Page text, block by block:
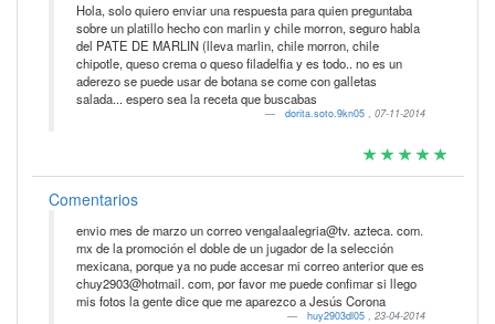
Hola, solo quiero enviar una respuesta para quien preguntaba
sobre un platillo hecho con marlin y chile morron, seguro habla
del PATE DE MARLIN (lleva marlin, chile morron, chile
chipotle, queso crema o queso filadelfia y es todo.. no es un
aderezo se puede usar de botana se come con galletas
salada... espero sea la receta que buscabas
dorita.soto.9kn05 , 07-11-2014
Comentarios
envio mes de marzo un correo vengalaalegria@tv. azteca. com.
mx de la promoción el doble de un jugador de la selección
mexicana, porque ya no pude accesar mi correo anterior que es
chuy2903@hotmail. com, por favor me puede confimar si llego
mis fotos la gente dice que me aparezco a Jesús Corona
huy2903dl05 , 23-04-2014